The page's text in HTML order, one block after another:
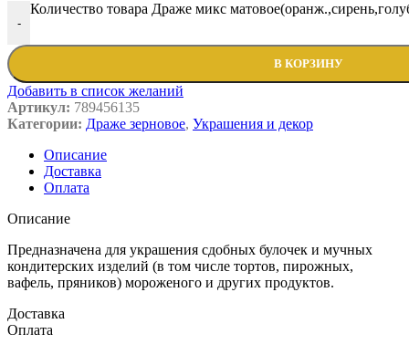
-
Количество товара Драже микс
В КОРЗИНУ
Добавить в список желаний
Артикул: 789456135
Категории: Драже зерновое, Украшения и декор
Описание
Доставка
Оплата
Описание
Предназначена для украшения сдобных булочек и мучных
кондитерских изделий (в том числе тортов, пирожных,
вафель, пряников) мороженого и других продуктов.
Доставка
Оплата